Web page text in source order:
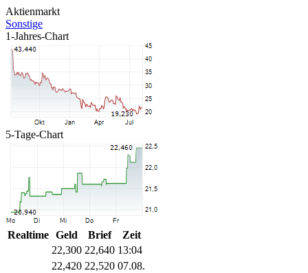
Aktienmarkt
Sonstige
1-Jahres-Chart
5-Tage-Chart
Realtime Geld Brief
Zeit
22,300 22,640 13:04
22,420 22,520 07.08.